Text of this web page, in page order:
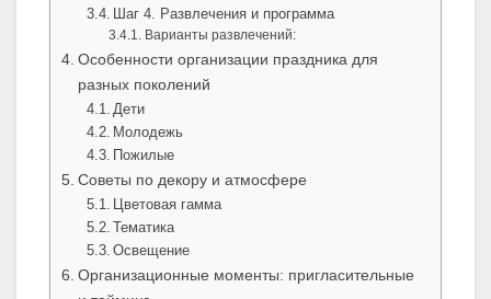
Шаг 4. Развлечения и программа
Варианты развлечений:
Особенности организации праздника для
разных поколений
Дети
Молодежь
Пожилые
Советы по декору и атмосфере
Цветовая гамма
Тематика
Освещение
Организационные моменты: пригласительные